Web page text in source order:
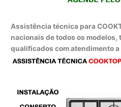
Assistência técnica para
nacionais de todos os
qualificados com atendimento